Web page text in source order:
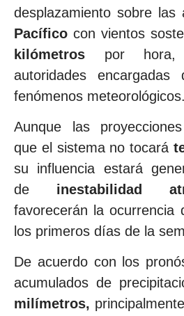
desplazamiento sobre las
Pacífico con vientos
kilómetros por hora,
autoridades
fenómenos meteorológicos.
Aunque las
que el sistema no tocará
su influencia estará
de inestabilidad
favorecerán la ocurrencia
los primeros días de la
De acuerdo con los
acumulados de
milímetros,